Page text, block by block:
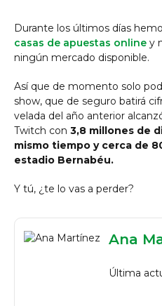
Durante los últimos días
casas de apuestas online y
ningún mercado disponible.
Así que de momento solo
show, que de seguro batirá
velada del año anterior
Twitch con 3,8 millones de
mismo tiempo y cerca de
estadio Bernabéu.
Y tú, ¿te lo vas a perder?
Ana
Última